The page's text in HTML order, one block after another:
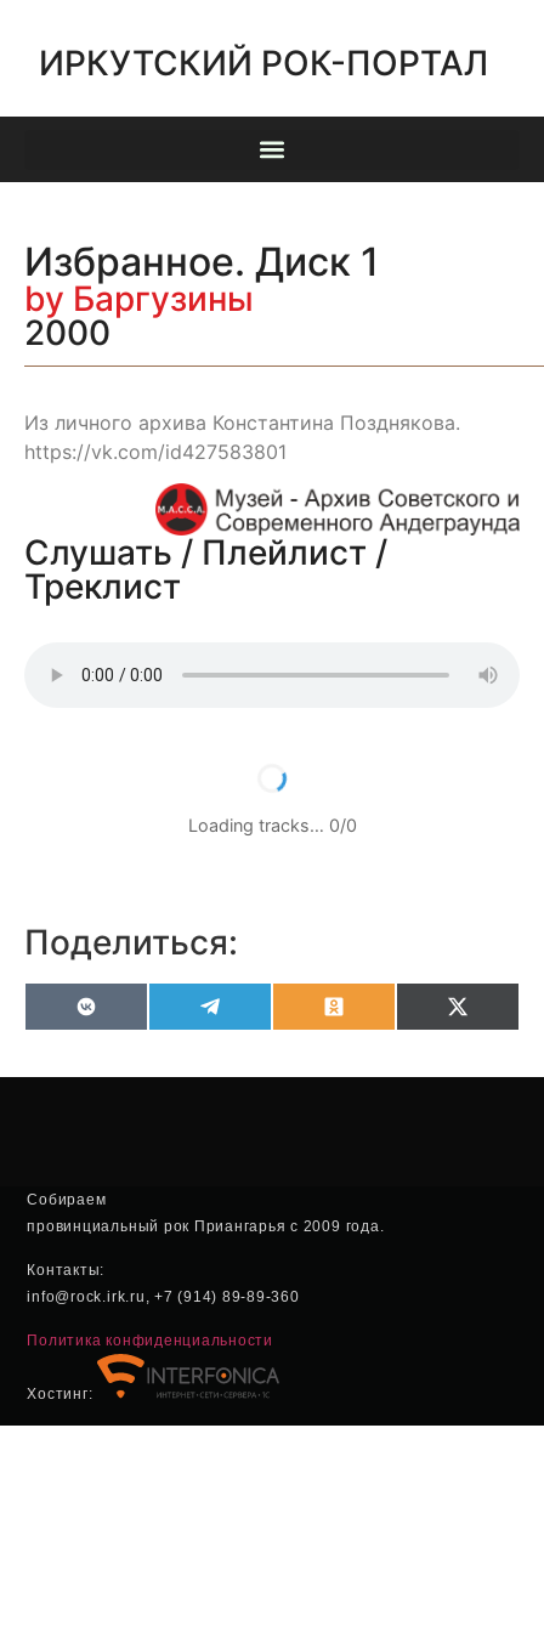
ИРКУТСКИЙ РОК-ПОРТАЛ
Избранное. Диск 1
by Баргузины
2000
Из личного архива Константина Позднякова.
https://vk.com/id427583801
Слушать / Плейлист /
Треклист
Loading tracks… 0/0
Поделиться:
VK OdnoklassnikiX
Собираем
провинциальный рок Приангарья с 2009 года.
Контакты:
info@rock.irk.ru, +7 (914) 89-89-360
Политика конфиденциальности
Хостинг: